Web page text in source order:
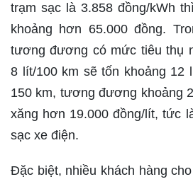
trạm sạc là 3.858 đồng/kWh
khoảng hơn 65.000 đồng.
tương đương có mức tiêu thụ
8 lít/100 km sẽ tốn khoảng 12
150 km, tương đương khoảng
xăng hơn 19.000 đồng/lít, tức
sạc xe điện.
Đặc biệt, nhiều khách hàng